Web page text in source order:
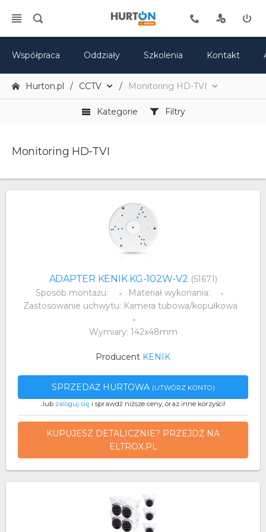
Współpraca Oddziały Szkolenia Kontakt
Hurton.pl CCTV Monitoring HD-TVI
Kategorie Filtry
Monitoring HD-TVI
ADAPTER KENIK KG-102W-V2 (51671)
Sposób montażu:
Materiał wykonania:
Zastosowanie uchwytu: Kamera tubowa/kopułkowa
Wymiary: 142x48mm
Producent KENIK
SPRZEDAŻ HURTOWA (UTWÓRZ KONTO)
..lub zaloguj się i sprawdź niższe ceny, oraz inne korzyści!
KUPUJESZ DETALICZNIE? PRZEJDŹ NA
ELTROX.PL